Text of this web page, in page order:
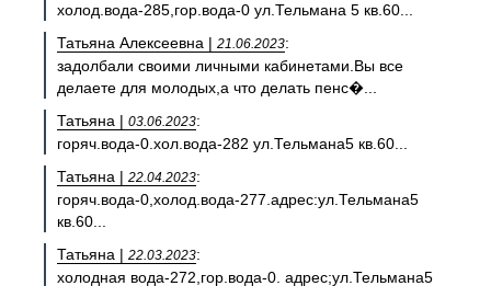
холод.вода-285,гор.вода-0 ул.Тельмана 5 кв.60...
Татьяна Алексеевна | 21.06.2023:
задолбали своими личными кабинетами.Вы все
делаете для молодых,а что делать пенс�...
Татьяна | 03.06.2023:
горяч.вода-0.хол.вода-282 ул.Тельмана5 кв.60...
Татьяна | 22.04.2023:
горяч.вода-0,холод.вода-277.адрес:ул.Тельмана5
кв.60...
Татьяна | 22.03.2023:
холодная вода-272,гор.вода-0. адрес;ул.Тельмана5